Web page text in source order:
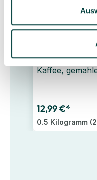
Kaffee,
12,99 €*
0.5 Kilogramm